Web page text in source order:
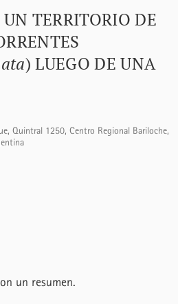
TERRITORIO DE
) LUEGO DE UNA
Quintral 1250, Centro Regional Bariloche,
un resumen.